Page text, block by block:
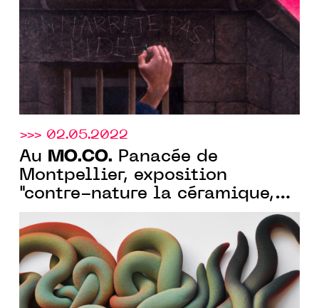
>>> 02.05.2022
Au MO.CO. Panacée de
Montpellier, exposition
"contre-nature la céramique,
une épreuve du feu", du 21.05
4.09.2022